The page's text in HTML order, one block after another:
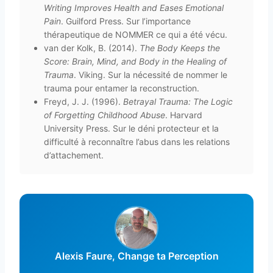
Writing Improves Health and Eases Emotional
Pain. Guilford Press. Sur l’importance
thérapeutique de NOMMER ce qui a été vécu.
van der Kolk, B. (2014). The Body Keeps the
Score: Brain, Mind, and Body in the Healing of
Trauma. Viking. Sur la nécessité de nommer le
trauma pour entamer la reconstruction.
Freyd, J. J. (1996). Betrayal Trauma: The Logic
of Forgetting Childhood Abuse. Harvard
University Press. Sur le déni protecteur et la
difficulté à reconnaître l’abus dans les relations
d’attachement.
Alexis Faure, Change ta Perception